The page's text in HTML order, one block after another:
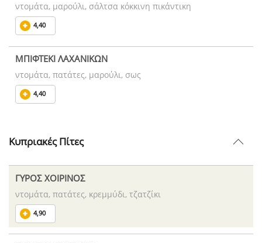
ντομάτα, μαρούλι, σάλτσα κόκκινη πικάντικη
4,40
ΜΠΙΦΤΕΚΙ ΛΑΧΑΝΙΚΩΝ
ντομάτα, πατάτες, μαρούλι, σως
4,40
Κυπριακές Πίτες
ΓΥΡΟΣ ΧΟΙΡΙΝΟΣ
ντομάτα, πατάτες, κρεμμύδι, τζατζίκι
4,90